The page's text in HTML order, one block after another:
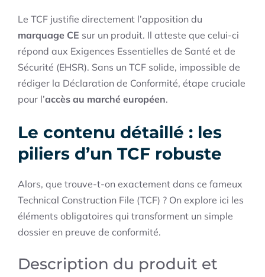
Le TCF justifie directement l’apposition du
marquage CE sur un produit. Il atteste que celui-ci
répond aux Exigences Essentielles de Santé et de
Sécurité (EHSR). Sans un TCF solide, impossible de
rédiger la Déclaration de Conformité, étape cruciale
pour l’accès au marché européen.
Le contenu détaillé : les
piliers d’un TCF robuste
Alors, que trouve-t-on exactement dans ce fameux
Technical Construction File (TCF) ? On explore ici les
éléments obligatoires qui transforment un simple
dossier en preuve de conformité.
Description du produit et